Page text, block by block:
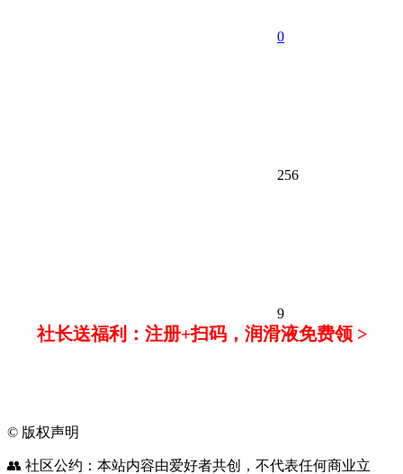
0
256
9
社长送福利：注册+扫码，润滑液免费领 >
© 版权声明
👥 社区公约：本站内容由爱好者共创，不代表任何商业立